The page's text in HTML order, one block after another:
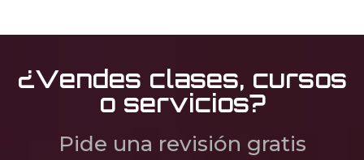
¿Vendes clases, cursos
o servicios?
Pide una revisión gratis